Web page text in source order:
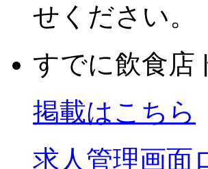
せください。
すでに飲食店
掲載はこちら
求人管理画面